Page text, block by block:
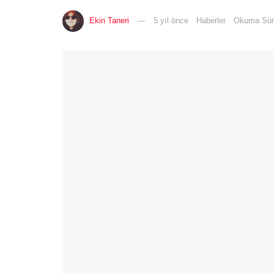
Ekin Taneri 5 yıl önce Haberler Okuma